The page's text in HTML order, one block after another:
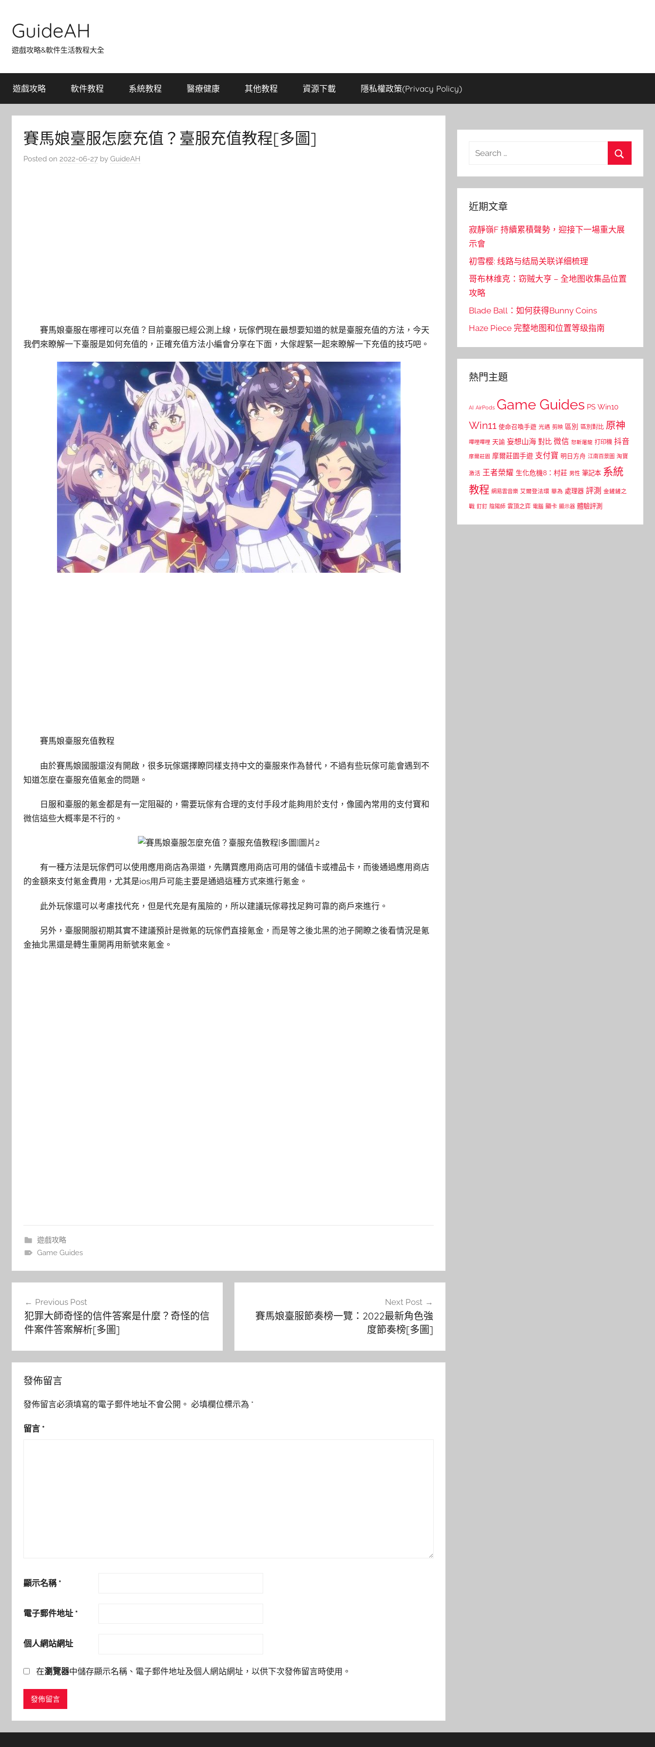
content
GuideAH
遊戲攻略&軟件生活教程大全
遊戲攻略 軟件教程 系統教程 醫療健康 其他教程 資源下載 隱私權政策(Privacy Policy)
賽馬娘臺服怎麼充值？臺服充值教程[多圖]
Posted on 2022-06-27 by GuideAH
賽馬娘臺服在哪裡可以充值？目前臺服已經公測上線，玩傢們現在最想要知道的就是臺服充值的方法，今天
我們來瞭解一下臺服是如何充值的，正確充值方法小編會分享在下面，大傢趕緊一起來瞭解一下充值的技巧吧。
賽馬娘臺服充值教程
由於賽馬娘國服還沒有開啟，很多玩傢選擇瞭同樣支持中文的臺服來作為替代，不過有些玩傢可能會遇到不
知道怎麼在臺服充值氪金的問題。
日服和臺服的氪金都是有一定阻礙的，需要玩傢有合理的支付手段才能夠用於支付，像國內常用的支付寶和
微信這些大概率是不行的。
有一種方法是玩傢們可以使用應用商店為渠道，先購買應用商店可用的儲值卡或禮品卡，而後通過應用商店
的金額來支付氪金費用，尤其是ios用戶可能主要是通過這種方式來進行氪金。
此外玩傢還可以考慮找代充，但是代充是有風險的，所以建議玩傢尋找足夠可靠的商戶來進行。
另外，臺服開服初期其實不建議預計是微氪的玩傢們直接氪金，而是等之後北黑的池子開瞭之後看情況是氪
金抽北黑還是轉生重開再用新號來氪金。
遊戲攻略
Game Guides
Previous Post
犯罪大師奇怪的信件答案是什麼？奇怪的信
件案件答案解析[多圖]
Next Post
賽馬娘臺服節奏榜一覽：2022最新角色強
度節奏榜[多圖]
發佈留言
發佈留言必須填寫的電子郵件地址不會公開。 必填欄位標示為 *
留言 *
顯示名稱 *
電子郵件地址 *
個人網站網址
在瀏覽器中儲存顯示名稱、電子郵件地址及個人網站網址，以供下次發佈留言時使用。
Search
近期文章
寂靜嶺F 持續累積聲勢，迎接下一場重大展
示會
初雪樱: 线路与结局关联详细梳理
哥布林维克：窃贼大亨 – 全地图收集品位置
攻略
Blade Ball：如何获得Bunny Coins
Haze Piece 完整地图和位置等级指南
熱門主題
AI AirPods Game Guides PS Win10
Win11 使命召喚手遊 光遇 剪映 區別 區別對比 原神
嗶哩嗶哩 天諭 妄想山海 對比 微信 怒斬屠龍 打印機 抖音
摩爾莊園 摩爾莊園手遊 支付寶 明日方舟 江南百景圖 淘寶
激活 王者榮耀 生化危機8：村莊 男性 筆記本 系統
教程 網易雲音樂 艾爾登法環 華為 處理器 評測 金鏟鏟之
戰 釘釘 陰陽師 雲頂之弈 電腦 顯卡 顯示器 體驗評測